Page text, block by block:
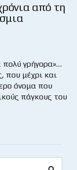
από τη
πολύ γρήγορα»…
που μέχρι και
όνομα που
πάγκους του